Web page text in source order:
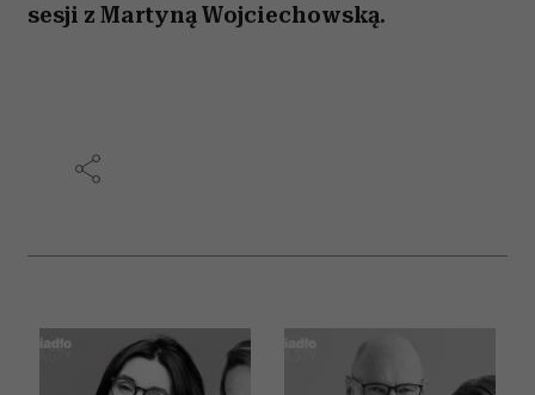
sesji z Martyną Wojciechowską.